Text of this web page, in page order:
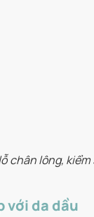
chân lông, kiểm
với da dầu